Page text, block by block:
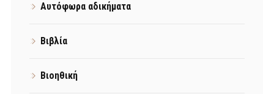
Αυτόφωρα αδικήματα
Βιβλία
Βιοηθική